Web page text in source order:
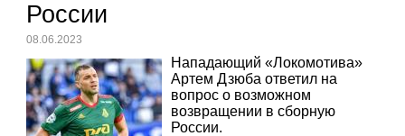
России
08.06.2023
Нападающий «Локомотива»
Артем Дзюба ответил на
вопрос о возможном
возвращении в сборную
России.